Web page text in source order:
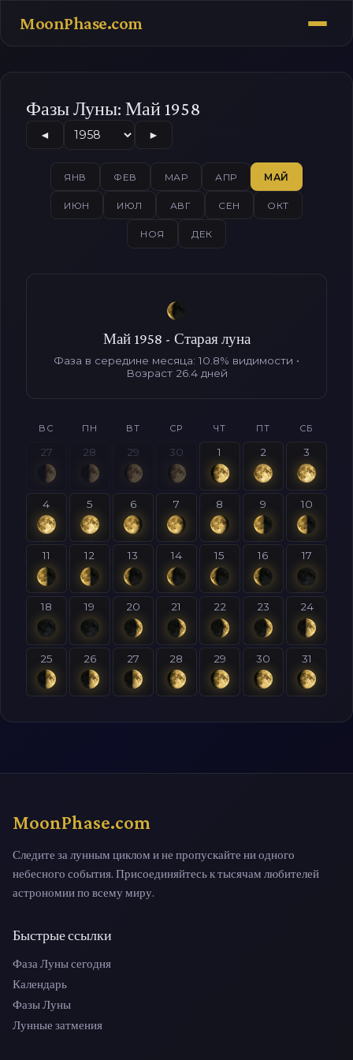
MoonPhase.com
Фазы Луны: Май 1958
◄ ►
ЯНВ ФЕВ МАР АПР МАЙ
ИЮН ИЮЛ АВГ СЕН ОКТ
НОЯ ДЕК
Май 1958 - Старая луна
Фаза в середине месяца: 10.8% видимости •
Возраст 26.4 дней
ВС ПН ВТ СР ЧТ ПТ СБ
27 28 29 30 1 2 3
4 5 6 7 8 9 10
11 12 13 14 15 16 17
18 19 20 21 22 23 24
25 26 27 28 29 30 31
MoonPhase.com
Следите за лунным циклом и не пропускайте ни одного
небесного события. Присоединяйтесь к тысячам любителей
астрономии по всему миру.
Быстрые ссылки
Фаза Луны сегодня
Календарь
Фазы Луны
Лунные затмения